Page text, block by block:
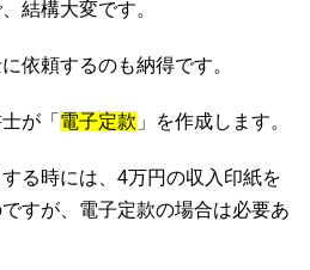
結構大変です。
依頼するのも納得です。
が「 電子定款 」を作成します。
る時には、4万円の収入印紙を
すが、電子定款の場合は必要あ